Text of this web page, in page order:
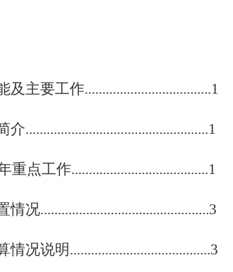
及主要工作....................................1
介....................................................1
重点工作.......................................1
况................................................3
况说明........................................3